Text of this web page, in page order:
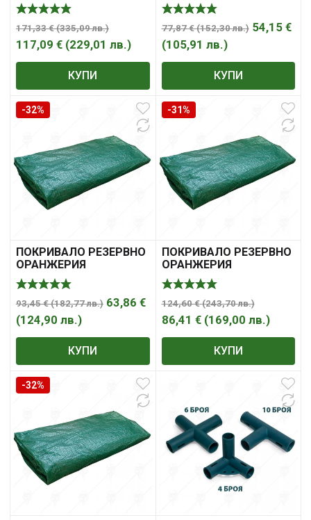
171,33€ (335,09лв.)
117,09 € (229,01 лв.)
КУПИ
77,87€ (152,30лв.) 54,15 €
(105,91 лв.)
КУПИ
-32%
ПОКРИВАЛО РЕЗЕРВНО
ОРАНЖЕРИЯ
4.0*3.0*2.0m. 2ВРАТИ
93,45€ (182,77лв.) 63,86 €
(124,90 лв.)
КУПИ
-31%
ПОКРИВАЛО РЕЗЕРВНО
ОРАНЖЕРИЯ
6.0*3.0*2.0m. 2 ВРАТИ
124,60€ (243,70лв.)
86,41 € (169,00 лв.)
КУПИ
-32%